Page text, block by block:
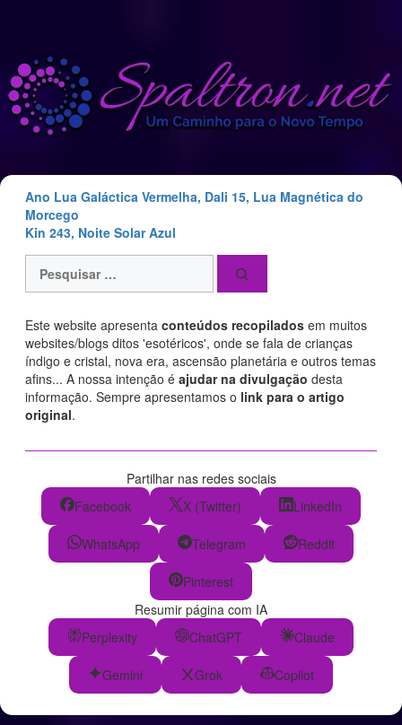
conteúdo
Ano Lua Galáctica Vermelha, Dali 15, Lua Magnética do
Morcego
Kin 243, Noite Solar Azul
por:
Este website apresenta conteúdos recopilados em muitos
websites/blogs ditos 'esotéricos', onde se fala de crianças
índigo e cristal, nova era, ascensão planetária e outros temas
afins... A nossa intenção é ajudar na divulgação desta
informação. Sempre apresentamos o link para o artigo
original.
Partilhar nas redes sociais
Facebook
X (Twitter) LinkedIn
WhatsApp Telegram Reddit
Pinterest
Resumir página com IA
Perplexity
ChatGPT Claude
Gemini Grok Copilot